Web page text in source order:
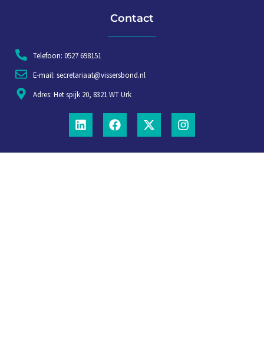
Contact
Telefoon: 0527 698151
E-mail: secretariaat@vissersbond.nl
Adres: Het spijk 20, 8321 WT Urk